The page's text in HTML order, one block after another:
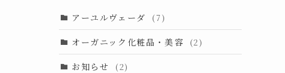
アーユルヴェーダ (7)
オーガニック化粧品・美容 (2)
お知らせ (2)